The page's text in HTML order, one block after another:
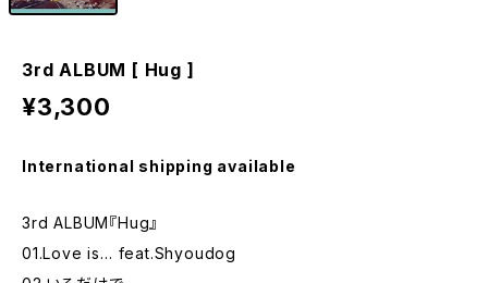
3rd ALBUM [ Hug ]
¥3,300
International shipping available
3rd ALBUM『Hug』
01.Love is… feat.Shyoudog